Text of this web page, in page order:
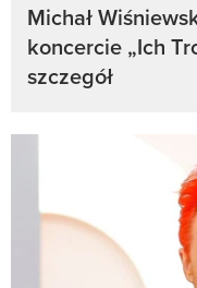
Michał
koncercie „Ich
szczegół